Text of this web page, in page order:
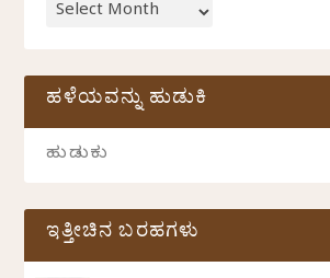
ಹಳೆಯವನ್ನು ಹುಡುಕಿ
ಇತ್ತೀಚಿನ ಬರಹಗಳು